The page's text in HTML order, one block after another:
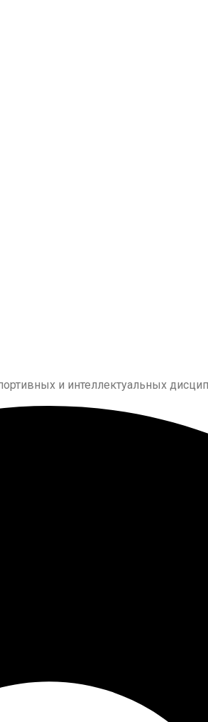
и интеллектуальных